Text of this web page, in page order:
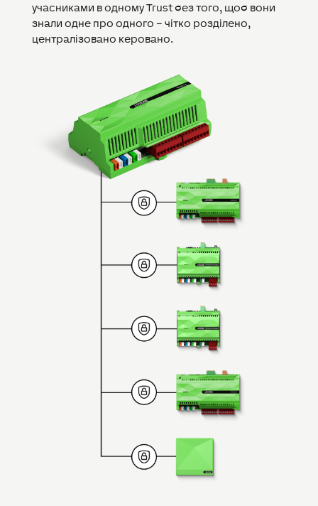
учасниками в одному Trust без того, щоб вони
знали одне про одного – чітко розділено,
централізовано керовано.